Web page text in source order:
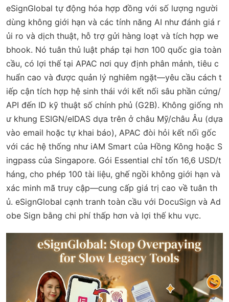
eSignGlobal tự động hóa hợp đồng với số lượng người
dùng không giới hạn và các tính năng AI như đánh giá r
ủi ro và dịch thuật, hỗ trợ gửi hàng loạt và tích hợp we
bhook. Nó tuân thủ luật pháp tại hơn 100 quốc gia toàn
cầu, có lợi thế tại APAC nơi quy định phân mảnh, tiêu c
huẩn cao và được quản lý nghiêm ngặt—yêu cầu cách t
iếp cận tích hợp hệ sinh thái với kết nối sâu phần cứng/
API đến ID kỹ thuật số chính phủ (G2B). Không giống nh
ư khung ESIGN/eIDAS dựa trên ở châu Mỹ/châu Âu (dựa
vào email hoặc tự khai báo), APAC đòi hỏi kết nối gốc
với các hệ thống như iAM Smart của Hồng Kông hoặc S
ingpass của Singapore. Gói Essential chỉ tốn 16,6 USD/t
háng, cho phép 100 tài liệu, ghế ngồi không giới hạn và
xác minh mã truy cập—cung cấp giá trị cao về tuân th
ủ. eSignGlobal cạnh tranh toàn cầu với DocuSign và Ad
obe Sign bằng chi phí thấp hơn và lợi thế khu vực.